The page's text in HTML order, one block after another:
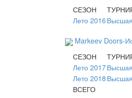
СЕЗОН
Лето 2016
Markeev Doors-
СЕЗОН
Лето 2017
Лето 2018
ВСЕГО